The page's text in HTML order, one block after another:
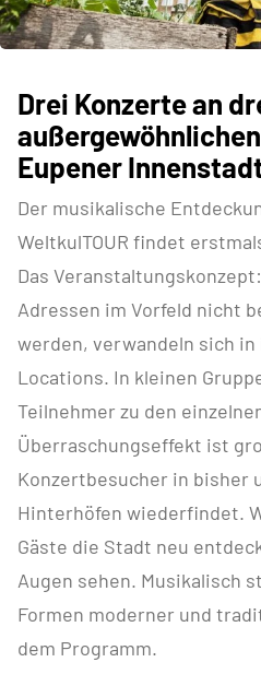
Drei Konzerte an
Eupener
Der musikalische
WeltkulTOUR findet
Das
Adressen im Vorfeld nicht
werden, verwandeln sich
Locations. In kleinen
Teilnehmer zu den
Überraschungseffekt ist
Konzertbesucher in bisher
Hinterhöfen wiederfindet.
Gäste die Stadt neu
Augen sehen. Musikalisch
Formen moderner und
dem Programm.